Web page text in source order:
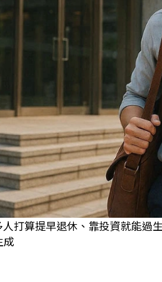
打算提早退休、靠投資就能過
成